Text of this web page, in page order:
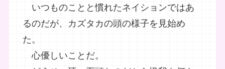
いつものことと慣れたネイションではあ
るのだが、カズタカの頭の様子を見始め
た。
心優しいことだ。